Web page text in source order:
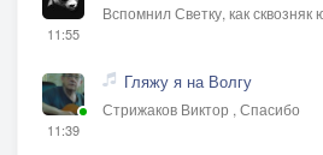
11:55
Вспомнил Светку, как сквозняк
11:39
Гляжу я на Волгу
Стрижаков Виктор , Спасибо